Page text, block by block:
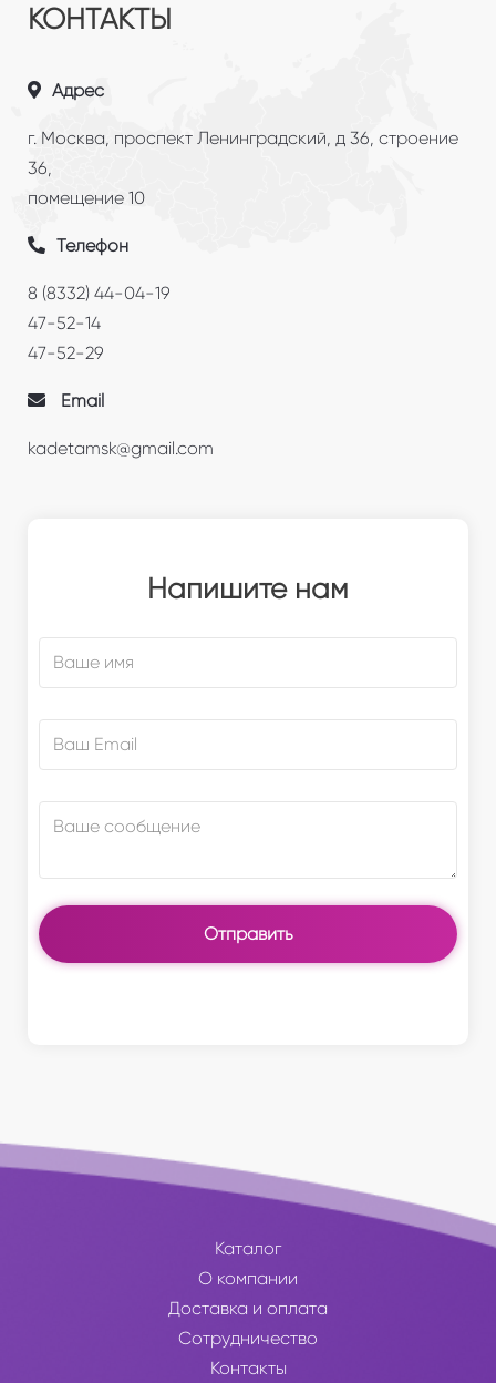
КОНТАКТЫ
Адрес
г. Москва, проспект Ленинградский, д 36, строение
36,
помещение 10
Телефон
8 (8332) 44-04-19
47-52-14
47-52-29
Email
kadetamsk@gmail.com
Напишите нам
Отправить
Каталог
О компании
Доставка и оплата
Сотрудничество
Контакты